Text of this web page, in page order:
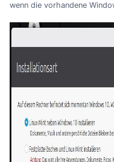
wenn die vorhandene